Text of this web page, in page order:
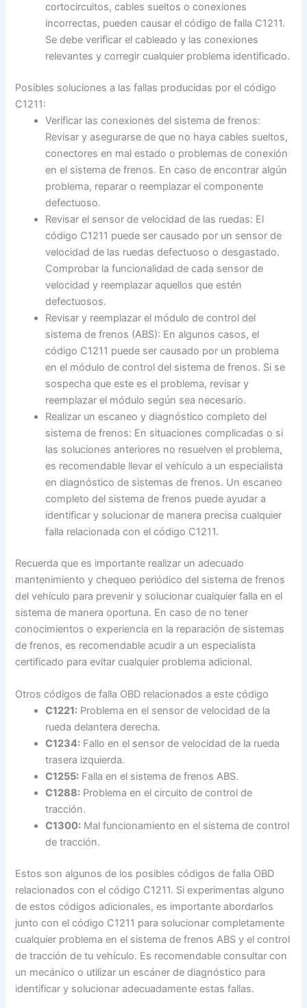
cortocircuitos, cables sueltos o conexiones
incorrectas, pueden causar el código de falla C1211.
Se debe verificar el cableado y las conexiones
relevantes y corregir cualquier problema identificado.
Posibles soluciones a las fallas producidas por el código
C1211:
Verificar las conexiones del sistema de frenos:
Revisar y asegurarse de que no haya cables sueltos,
conectores en mal estado o problemas de conexión
en el sistema de frenos. En caso de encontrar algún
problema, reparar o reemplazar el componente
defectuoso.
Revisar el sensor de velocidad de las ruedas: El
código C1211 puede ser causado por un sensor de
velocidad de las ruedas defectuoso o desgastado.
Comprobar la funcionalidad de cada sensor de
velocidad y reemplazar aquellos que estén
defectuosos.
Revisar y reemplazar el módulo de control del
sistema de frenos (ABS): En algunos casos, el
código C1211 puede ser causado por un problema
en el módulo de control del sistema de frenos. Si se
sospecha que este es el problema, revisar y
reemplazar el módulo según sea necesario.
Realizar un escaneo y diagnóstico completo del
sistema de frenos: En situaciones complicadas o si
las soluciones anteriores no resuelven el problema,
es recomendable llevar el vehículo a un especialista
en diagnóstico de sistemas de frenos. Un escaneo
completo del sistema de frenos puede ayudar a
identificar y solucionar de manera precisa cualquier
falla relacionada con el código C1211.
Recuerda que es importante realizar un adecuado
mantenimiento y chequeo periódico del sistema de frenos
del vehículo para prevenir y solucionar cualquier falla en el
sistema de manera oportuna. En caso de no tener
conocimientos o experiencia en la reparación de sistemas
de frenos, es recomendable acudir a un especialista
certificado para evitar cualquier problema adicional.
Otros códigos de falla OBD relacionados a este código
C1221: Problema en el sensor de velocidad de la
rueda delantera derecha.
C1234: Fallo en el sensor de velocidad de la rueda
trasera izquierda.
C1255: Falla en el sistema de frenos ABS.
C1288: Problema en el circuito de control de
tracción.
C1300: Mal funcionamiento en el sistema de control
de tracción.
Estos son algunos de los posibles códigos de falla OBD
relacionados con el código C1211. Si experimentas alguno
de estos códigos adicionales, es importante abordarlos
junto con el código C1211 para solucionar completamente
cualquier problema en el sistema de frenos ABS y el control
de tracción de tu vehículo. Es recomendable consultar con
un mecánico o utilizar un escáner de diagnóstico para
identificar y solucionar adecuadamente estas fallas.